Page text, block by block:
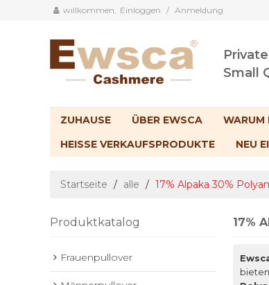
willkommen, Einloggen / Anmeldung
Small
ZUHAUSE ÜBER EWSCA WARUM
HEISSE VERKAUFSPRODUKTE
NEU
Startseite / alle / 17% Alpaka 30%
Produktkatalog
Frauenpullover
17%